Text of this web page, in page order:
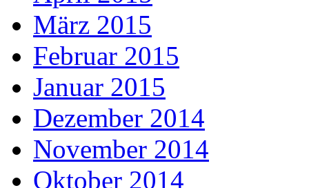
März 2015
Februar 2015
Januar 2015
Dezember 2014
November 2014
Oktober 2014